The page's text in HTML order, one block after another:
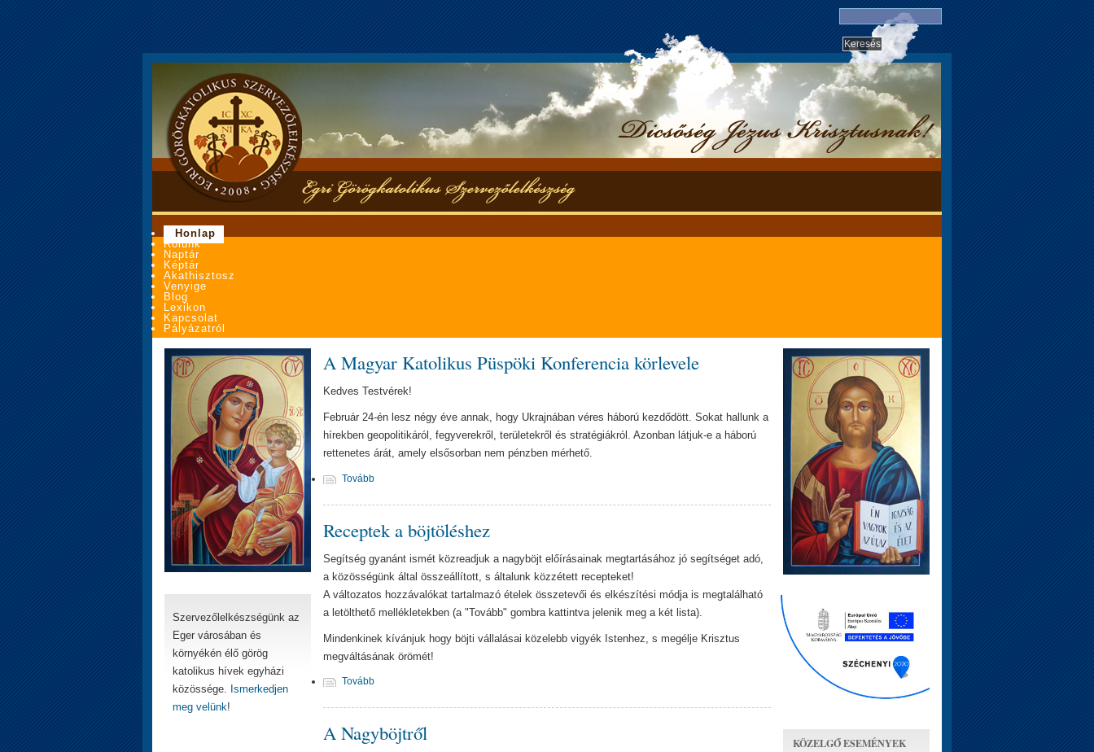
Honlap
Rólunk
Naptár
Képtár
Akathisztosz
Venyige
Blog
Lexikon
Kapcsolat
Pályázatról
Szervezőlelkészségünk az
Eger városában és
környékén élő görög
katolikus hívek egyházi
közössége. Ismerkedjen
meg velünk!
A Magyar Katolikus Püspöki Konferencia körlevele
Kedves Testvérek!
Február 24-én lesz négy éve annak, hogy Ukrajnában véres háború kezdődött. Sokat hallunk a
hírekben geopolitikáról, fegyverekről, területekről és stratégiákról. Azonban látjuk-e a háború
rettenetes árát, amely elsősorban nem pénzben mérhető.
Tovább
Receptek a böjtöléshez
Segítség gyanánt ismét közreadjuk a nagyböjt előírásainak megtartásához jó segítséget adó,
a közösségünk által összeállított, s általunk közzétett recepteket!
A változatos hozzávalókat tartalmazó ételek összetevői és elkészítési módja is megtalálható
a letölthető mellékletekben (a "Tovább" gombra kattintva jelenik meg a két lista).
Mindenkinek kívánjuk hogy böjti vállalásai közelebb vigyék Istenhez, s megélje Krisztus
megváltásának örömét!
Tovább
A Nagyböjtről KÖZELGŐ ESEMÉNYEK